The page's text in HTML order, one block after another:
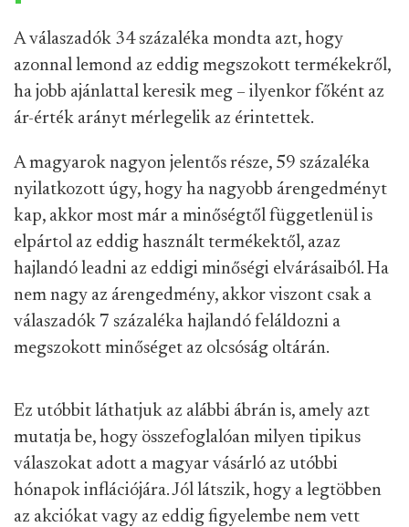
A válaszadók 34 százaléka mondta azt, hogy
azonnal lemond az eddig megszokott termékekről,
ha jobb ajánlattal keresik meg – ilyenkor főként az
ár-érték arányt mérlegelik az érintettek.
A magyarok nagyon jelentős része, 59 százaléka
nyilatkozott úgy, hogy ha nagyobb árengedményt
kap, akkor most már a minőségtől függetlenül is
elpártol az eddig használt termékektől, azaz
hajlandó leadni az eddigi minőségi elvárásaiból. Ha
nem nagy az árengedmény, akkor viszont csak a
válaszadók 7 százaléka hajlandó feláldozni a
megszokott minőséget az olcsóság oltárán.
Ez utóbbit láthatjuk az alábbi ábrán is, amely azt
mutatja be, hogy összefoglalóan milyen tipikus
válaszokat adott a magyar vásárló az utóbbi
hónapok inflációjára. Jól látszik, hogy a legtöbben
az akciókat vagy az eddig figyelembe nem vett